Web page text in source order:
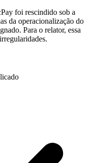
foi rescindido sob a
da operacionalização do
Para o relator, essa